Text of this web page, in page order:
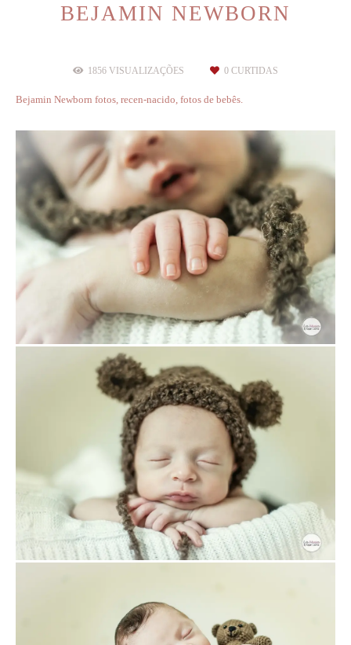
BEJAMIN NEWBORN
1856 VISUALIZAÇÕES 0 CURTIDAS
Bejamin Newborn fotos, recen-nacido, fotos de bebês.